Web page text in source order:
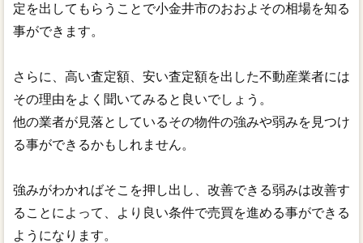
定を出してもらうことで小金井市のおおよその相場を知る
事ができます。
さらに、高い査定額、安い査定額を出した不動産業者には
その理由をよく聞いてみると良いでしょう。
他の業者が見落としているその物件の強みや弱みを見つけ
る事ができるかもしれません。
強みがわかればそこを押し出し、改善できる弱みは改善す
ることによって、より良い条件で売買を進める事ができる
ようになります。